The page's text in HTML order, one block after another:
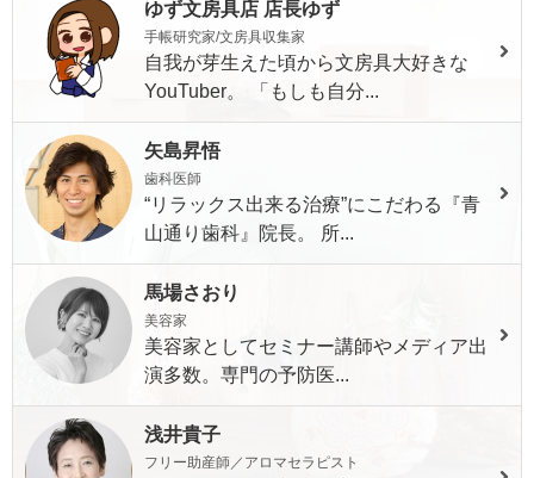
ゆず文房具店 店長ゆず
手帳研究家/文房具収集家
自我が芽生えた頃から文房具大好きな
YouTuber。 「もしも自分...
矢島昇悟
歯科医師
“リラックス出来る治療”にこだわる『青
山通り歯科』院長。 所...
馬場さおり
美容家
美容家としてセミナー講師やメディア出
演多数。専門の予防医...
浅井貴子
フリー助産師／アロマセラピスト